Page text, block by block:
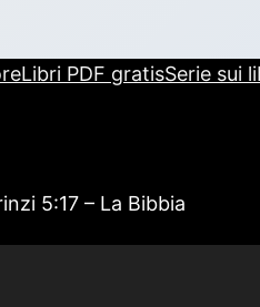
Libri PDF gratisSerie sui
5:17 – La Bibbia